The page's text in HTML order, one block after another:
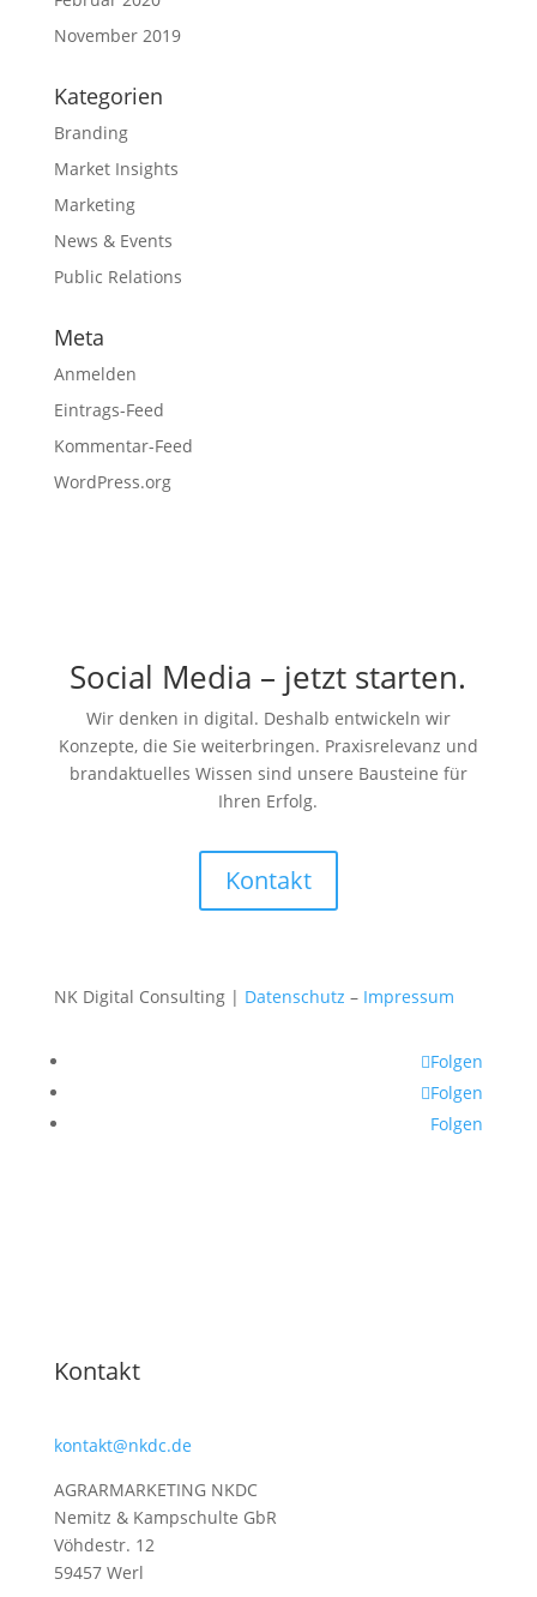
November 2019
Kategorien
Branding
Market Insights
Marketing
News & Events
Public Relations
Meta
Anmelden
Eintrags-Feed
Kommentar-Feed
WordPress.org
Social Media – jetzt starten.
Wir denken in digital. Deshalb entwickeln wir
Konzepte, die Sie weiterbringen. Praxisrelevanz und
brandaktuelles Wissen sind unsere Bausteine für
Ihren Erfolg.
Kontakt
NK Digital Consulting | Datenschutz – Impressum
Folgen
Folgen
Folgen
Kontakt
kontakt@nkdc.de
AGRARMARKETING NKDC
Nemitz & Kampschulte GbR
Vöhdestr. 12
59457 Werl